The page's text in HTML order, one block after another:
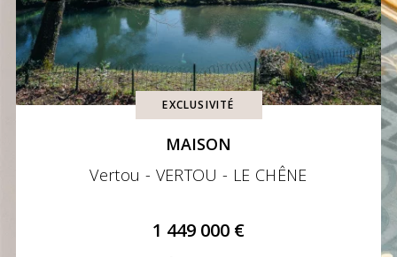
EXCLUSIVITÉ
MAISON
Vertou - VERTOU - LE CHÊNE
1 449 000 €